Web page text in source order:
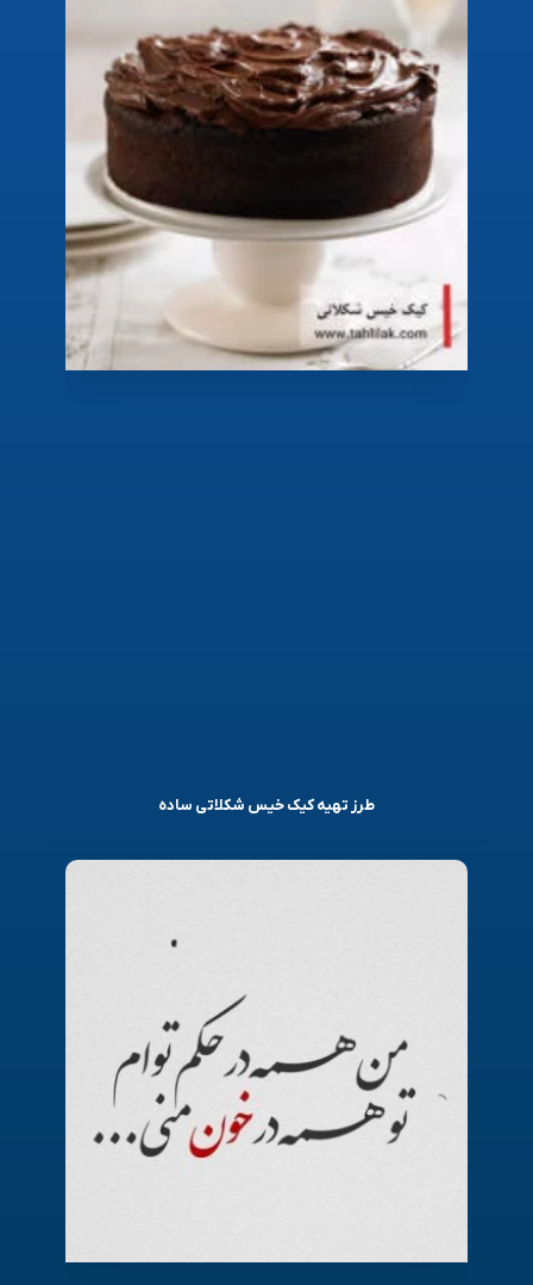
طرز تهیه کیک خیس شکلاتی ساده